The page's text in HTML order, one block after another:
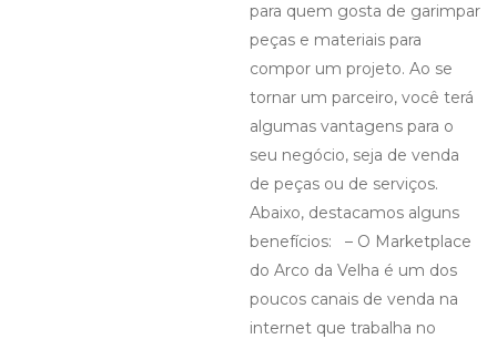
para quem gosta de garimpar
peças e materiais para
compor um projeto. Ao se
tornar um parceiro, você terá
algumas vantagens para o
seu negócio, seja de venda
de peças ou de serviços.
Abaixo, destacamos alguns
benefícios: – O Marketplace
do Arco da Velha é um dos
poucos canais de venda na
internet que trabalha no